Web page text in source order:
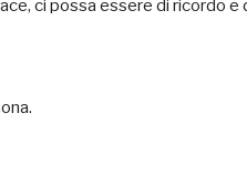
ci possa essere di ricordo e